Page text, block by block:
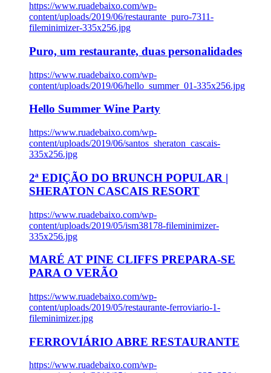
https://www.ruadebaixo.com/wp-
content/uploads/2019/06/restaurante_puro-7311-
fileminimizer-335x256.jpg
Puro, um restaurante, duas personalidades
https://www.ruadebaixo.com/wp-
content/uploads/2019/06/hello_summer_01-335x256.jpg
Hello Summer Wine Party
https://www.ruadebaixo.com/wp-
content/uploads/2019/06/santos_sheraton_cascais-
335x256.jpg
2ª EDIÇÃO DO BRUNCH POPULAR |
SHERATON CASCAIS RESORT
https://www.ruadebaixo.com/wp-
content/uploads/2019/05/ism38178-fileminimizer-
335x256.jpg
MARÉ AT PINE CLIFFS PREPARA-SE
PARA O VERÃO
https://www.ruadebaixo.com/wp-
content/uploads/2019/05/restaurante-ferroviario-1-
fileminimizer.jpg
FERROVIÁRIO ABRE RESTAURANTE
https://www.ruadebaixo.com/wp-